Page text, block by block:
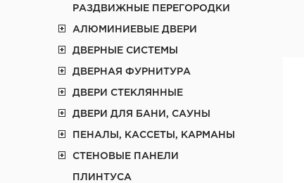
РАЗДВИЖНЫЕ ПЕРЕГОРОДКИ
АЛЮМИНИЕВЫЕ ДВЕРИ
ДВЕРНЫЕ СИСТЕМЫ
ДВЕРНАЯ ФУРНИТУРА
ДВЕРИ СТЕКЛЯННЫЕ
ДВЕРИ ДЛЯ БАНИ, САУНЫ
ПЕНАЛЫ, КАССЕТЫ, КАРМАНЫ
СТЕНОВЫЕ ПАНЕЛИ
ПЛИНТУСА